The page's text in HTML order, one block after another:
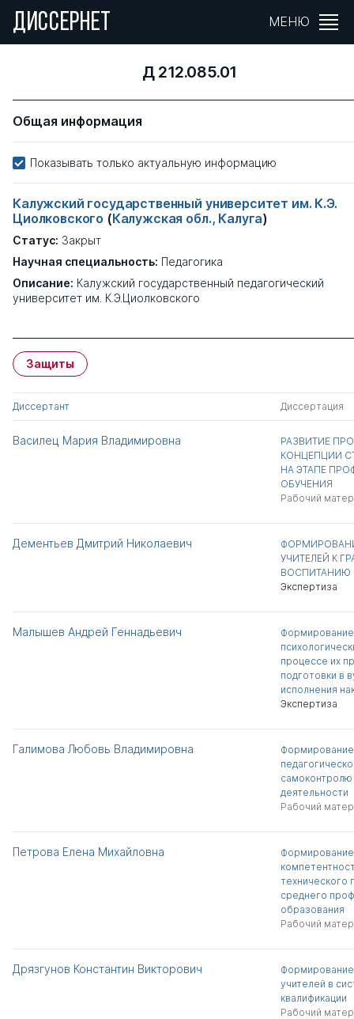
ДИССЕРНЕТ МЕНЮ
Д 212.085.01
Общая информация
Показывать только актуальную информацию
Калужский государственный университет им. К.Э.
Циолковского (Калужская обл., Калуга)
Статус: Закрыт
Научная специальность: Педагогика
Описание: Калужский государственный педагогический
университет им. К.Э.Циолковского
Защиты
Диссертант Диссертация
Василец Мария Владимировна
РАЗВИТИЕ
КОНЦЕПЦИИ
НА ЭТАПЕ
ОБУЧЕНИЯ
Рабочий
Дементьев Дмитрий Николаевич
УЧИТЕЛЕЙ К
ВОСПИТАНИЮ
Экспертиза
Малышев Андрей Геннадьевич
процессе их
подготовки в
исполнения
Экспертиза
Галимова Любовь Владимировна
Формирование
самоконтролю
деятельности
Рабочий
Петрова Елена Михайловна
технического
среднего
образования
Рабочий
Дрязгунов Константин Викторович
учителей в
квалификации
Рабочий